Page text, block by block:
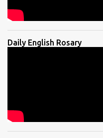
Daily English Rosary